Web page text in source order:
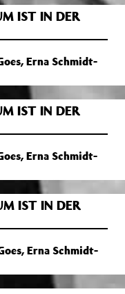
IST IN DER
Erna Schmidt-
IST IN DER
Erna Schmidt-
IST IN DER
Erna Schmidt-